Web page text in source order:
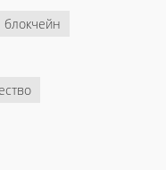
блокчейн